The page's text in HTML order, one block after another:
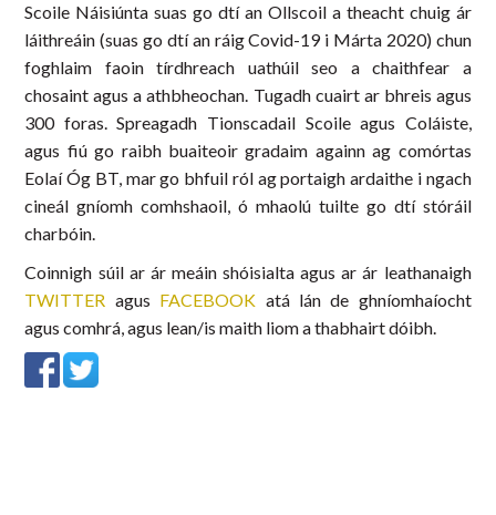
Scoile Náisiúnta suas go dtí an Ollscoil a theacht chuig ár
láithreáin (suas go dtí an ráig Covid-19 i Márta 2020) chun
foghlaim faoin tírdhreach uathúil seo a chaithfear a
chosaint agus a athbheochan. Tugadh cuairt ar bhreis agus
300 foras. Spreagadh Tionscadail Scoile agus Coláiste,
agus fiú go raibh buaiteoir gradaim againn ag comórtas
Eolaí Óg BT, mar go bhfuil ról ag portaigh ardaithe i ngach
cineál gníomh comhshaoil, ó mhaolú tuilte go dtí stóráil
charbóin.
Coinnigh súil ar ár meáin shóisialta agus ar ár leathanaigh
TWITTER agus FACEBOOK atá lán de ghníomhaíocht
agus comhrá, agus lean/is maith liom a thabhairt dóibh.